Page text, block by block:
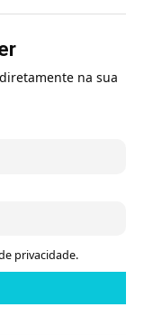
na sua
privacidade.